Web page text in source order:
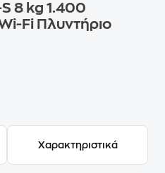
8 kg 1.400
Fi Πλυντήριο
Χαρακτηριστικά